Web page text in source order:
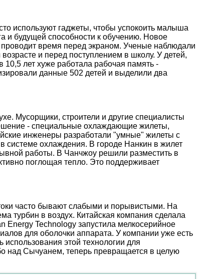
используют гаджеты, чтобы успокоить малыша
и будущей способности к обучению. Новое
проводит время перед экраном. Ученые наблюдали
и перед поступлением в школу. У детей,
10,5 лет хуже работала рабочая память -
данные 502 детей и выделили два
Мусорщики, строители и другие специалисты
- специальные охлаждающие жилеты,
инженеры разработали "умные" жилеты с
системе охлаждения. В городе Нанкин в жилет
работы. В Чанчжоу решили разместить в
поглощая тепло. Это поддерживает
часто бывают слабыми и порывистыми. На
турбин в воздух. Китайская компания сделала
Technology запустила мелкосерийное
для оболочки аппарата. У компании уже есть
этой технологии для
над Сычуанем, теперь превращается в целую